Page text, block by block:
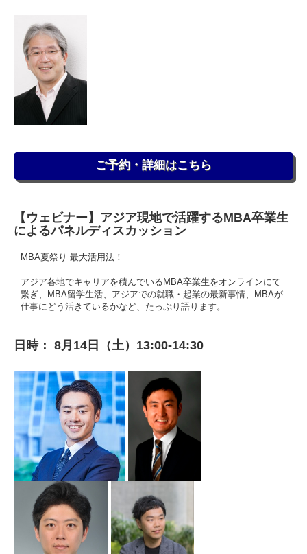
ご予約・詳細はこちら
【ウェビナー】アジア現地で活躍するMBA卒業生
によるパネルディスカッション
MBA夏祭り 最大活用法！
アジア各地でキャリアを積んでいるMBA卒業生をオンラインにて
繋ぎ、MBA留学生活、アジアでの就職・起業の最新事情、MBAが
仕事にどう活きているかなど、たっぷり語ります。
日時： 8月14日（土）13:00-14:30